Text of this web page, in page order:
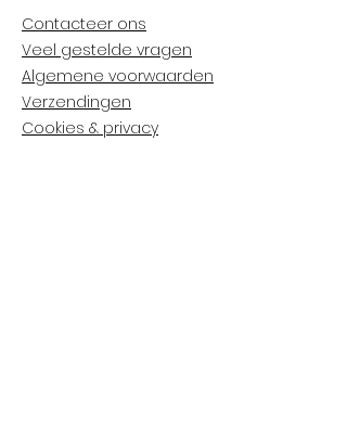
Contacteer ons
Veel gestelde vragen
Algemene voorwaarden
Verzendingen
Cookies & privacy